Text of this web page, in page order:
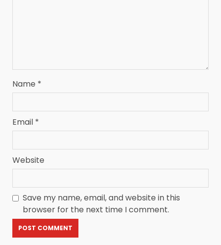
Name *
Email *
Website
Save my name, email, and website in this
browser for the next time I comment.